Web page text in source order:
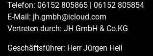
Telefon: 06152 805865 | 06152 805854
E-Mail: jh.gmbh@icloud.com
Vertreten durch: JH GmbH & Co.KG
Geschäftsführer: Herr Jürgen Heil